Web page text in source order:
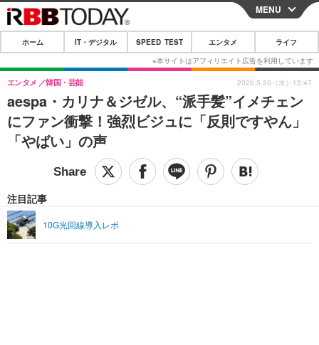
CLOSE
ホーム
IT・デジタル
IT・デジタルTOP スマートフォン
ネタ ガジェット・ツール
ショッピング その他
SPEED TEST
エンタメ
エンタメTOP 映画・ドラマ
音楽
ペット
リリース一覧
プッシュ通知の停止方法
MENU
ホーム IT・デジタル SPEED TEST エンタメ ライフ
aespa・カリナ＆ジゼル、“派手髪”イメチェン
にファン衝撃！強烈ビジュに「反則ですやん」
「やばい」の声
エンタメ 韓国・芸能
注目記事
10G光回線導入レポ
2026.5.20（水）13:47